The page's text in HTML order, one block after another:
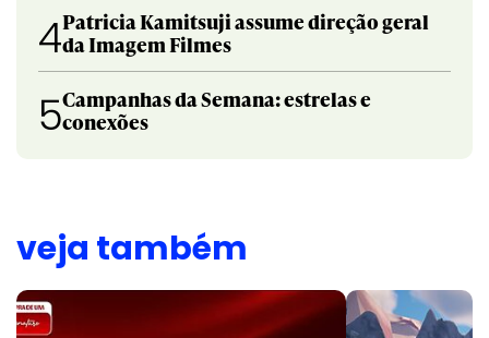
4Patricia Kamitsuji assume direção geral
da Imagem Filmes
5Campanhas da Semana: estrelas e
conexões
veja também